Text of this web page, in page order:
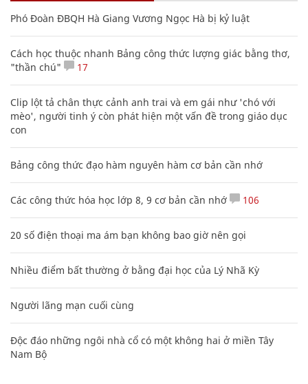
Phó Đoàn ĐBQH Hà Giang Vương Ngọc Hà bị kỷ luật
Cách học thuộc nhanh Bảng công thức lượng giác bằng thơ,
"thần chú"
17
Clip lột tả chân thực cảnh anh trai và em gái như 'chó với
mèo', người tinh ý còn phát hiện một vấn đề trong giáo dục
con
Bảng công thức đạo hàm nguyên hàm cơ bản cần nhớ
Các công thức hóa học lớp 8, 9 cơ bản cần nhớ 106
20 số điện thoại ma ám bạn không bao giờ nên gọi
Nhiều điểm bất thường ở bằng đại học của Lý Nhã Kỳ
Người lãng mạn cuối cùng
Độc đáo những ngôi nhà cổ có một không hai ở miền Tây
Nam Bộ